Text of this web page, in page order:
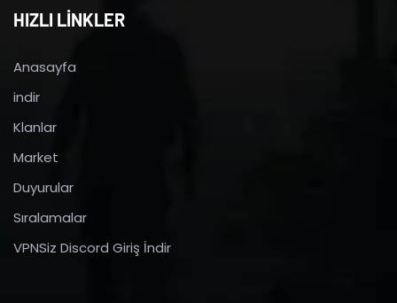
HIZLI LİNKLER
Anasayfa
indir
Klanlar
Market
Duyurular
Sıralamalar
VPNSiz Discord Giriş İndir